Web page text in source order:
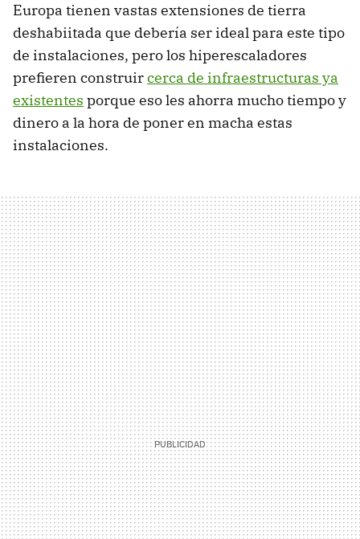
Europa tienen vastas extensiones de tierra
deshabiitada que debería ser ideal para este tipo
de instalaciones, pero los hiperescaladores
prefieren construircerca de infraestructuras ya
existentes porque eso les ahorra mucho tiempo y
dinero a la hora de poner en macha estas
instalaciones.